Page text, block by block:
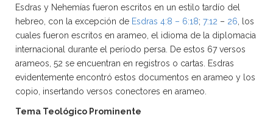
Esdras y Nehemías fueron escritos en un estilo tardío del
hebreo, con la excepción de Esdras 4:8 – 6:18; 7:12 – 26 , los
cuales fueron escritos en arameo, el idioma de la diplomacia
internacional durante el período persa. De estos 67 versos
arameos, 52 se encuentran en registros o cartas. Esdras
evidentemente encontró estos documentos en arameo y los
copio, insertando versos conectores en arameo.
Tema Teológico Prominente